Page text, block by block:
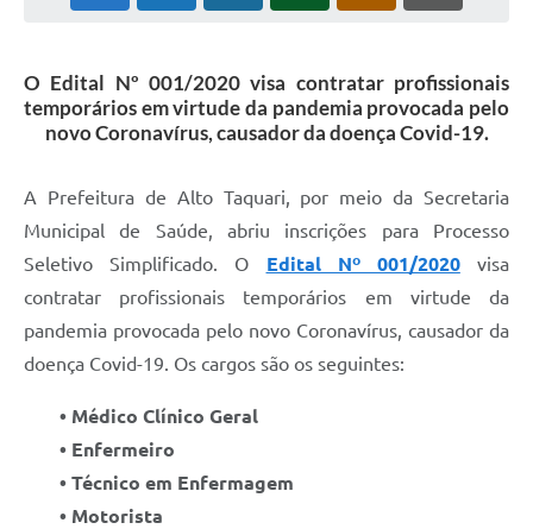
O Edital Nº 001/2020 visa contratar profissionais
temporários em virtude da pandemia provocada pelo
novo Coronavírus, causador da doença Covid-19.
A Prefeitura de Alto Taquari, por meio da Secretaria
Municipal de Saúde, abriu inscrições para Processo
Seletivo Simplificado. O Edital Nº 001/2020visa
contratar profissionais temporários em virtude da
pandemia provocada pelo novo Coronavírus, causador da
doença Covid-19. Os cargos são os seguintes:
• Médico Clínico Geral
• Enfermeiro
• Técnico em Enfermagem
• Motorista